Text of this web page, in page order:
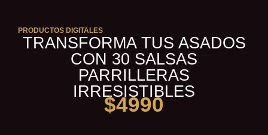
PRODUCTOS DIGITALES
TRANSFORMA TUS ASADOS
CON 30 SALSAS
PARRILLERAS
IRRESISTIBLES
$4990